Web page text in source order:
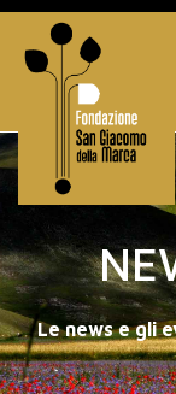
Le news e gli